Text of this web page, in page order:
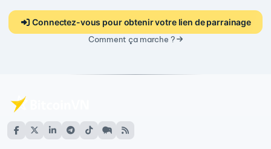
Connectez-vous pour obtenir votre lien de parrainage
Comment ça marche ?